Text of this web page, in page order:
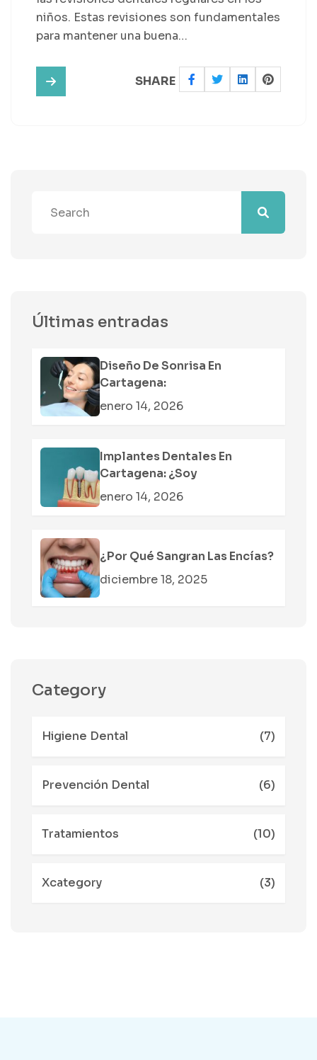
niños. Estas revisiones son fundamentales
para mantener una buena…
SHARE
Últimas entradas
Diseño De Sonrisa En
Cartagena:
enero 14, 2026
Implantes Dentales En
Cartagena: ¿soy
enero 14, 2026
¿Por Qué Sangran Las Encías?
diciembre 18, 2025
Category
Higiene Dental (7)
Prevención Dental (6)
Tratamientos (10)
Xcategory (3)